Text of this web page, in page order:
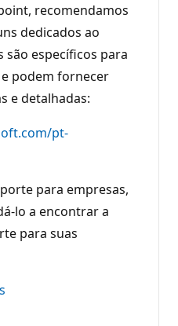
recomendamos
dedicados ao
são específicos para
podem fornecer
e detalhadas:
pt-
para empresas,
lo a encontrar a
para suas